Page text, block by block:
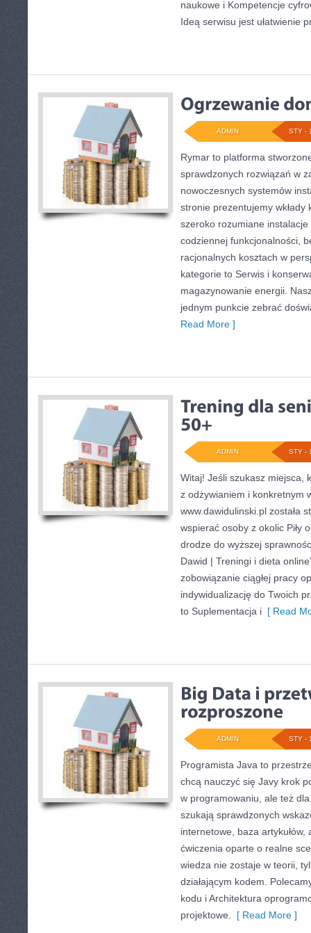
naukowe i Kompetencje
Ideą serwisu jest ułatwienie
STY -
ADMIN
Rymar to platforma
sprawdzonych rozwiązań w
nowoczesnych systemów
stronie prezentujemy wkłady
szeroko rozumiane
codziennej funkcjonalności,
racjonalnych kosztach w
kategorie to Serwis i
magazynowanie energii.
jednym punkcie zebrać
Read More ]
STY -
ADMIN
Witaj! Jeśli szukasz miejsca,
z odżywianiem i konkretnym
www.dawidulinski.pl została
wspierać osoby z okolic Piły
drodze do wyższej
Dawid | Treningi i dieta
zobowiązanie ciągłej pracy
indywidualizację do Twoich
to Suplementacja i [ Read
STY -
ADMIN
Programista Java to
chcą nauczyć się Javy krok
w programowaniu, ale też
szukają sprawdzonych
internetowe, baza artykułów,
ćwiczenia oparte o realne
wiedza nie zostaje w teorii,
działającym kodem.
kodu i Architektura
projektowe.
[ Read More ]